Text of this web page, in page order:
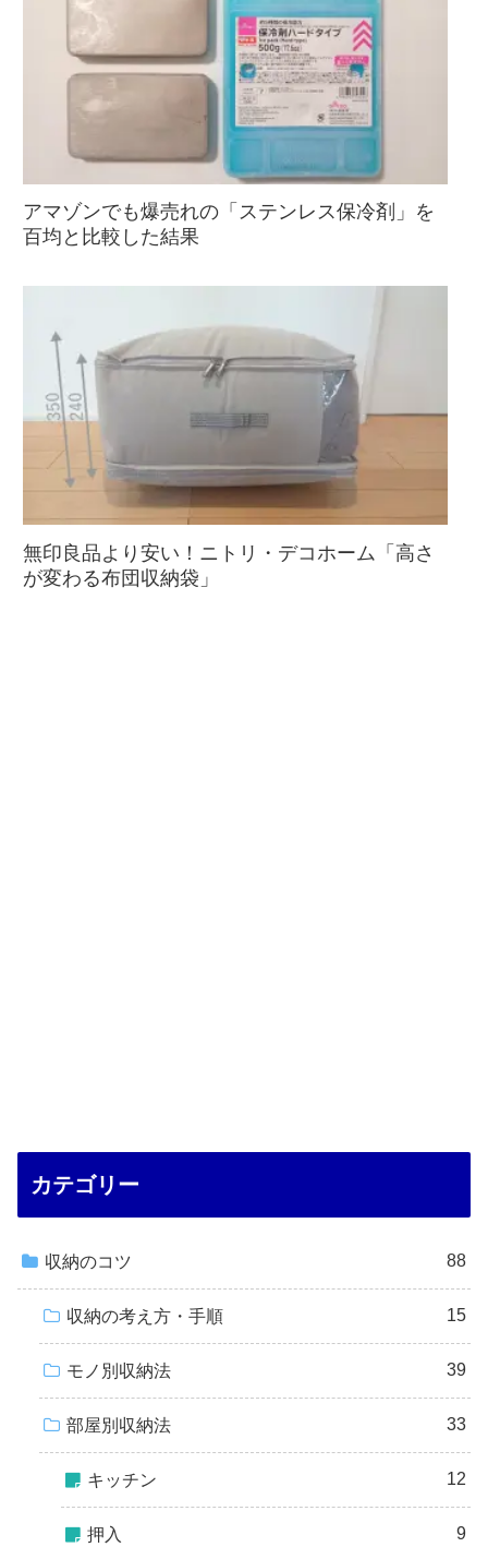
アマゾンでも爆売れの「ステンレス保冷剤」を
百均と比較した結果
無印良品より安い！ニトリ・デコホーム「高さ
が変わる布団収納袋」
カテゴリー
収納のコツ 88
収納の考え方・手順 15
モノ別収納法 39
部屋別収納法 33
キッチン 12
押入 9